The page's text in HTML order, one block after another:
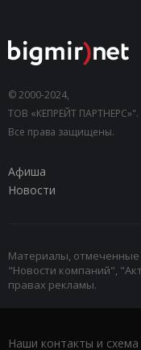
© 2000-2024,
ТОВ «КЕПРЕЙТ ПАРТНЕРС»".
Все права защищены.
Афиша
Новости
Материалы, отмеченные
"Новости компаний",
правах рекламы.
Наши контакты и схема